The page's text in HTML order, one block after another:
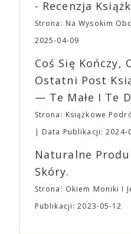
roli. Twórca kultowych
„Midsommar. W biały
osobisty film, który
się z widzami swoimi
„Bo się boi” w kinach
napoje oraz drobne
planujemy Strefę
fantastycznego czasu
EXPO XXI!
- Recenzja
Strona: Na Wysokim
2025-04-09
Coś Się Kończy,
Ostatni Post
— Te Małe I Te
Strona: Książkowe
Data Publikacji: 2024-
Naturalne
Skóry.
Strona: Okiem Moniki I
Publikacji: 2023-05-12